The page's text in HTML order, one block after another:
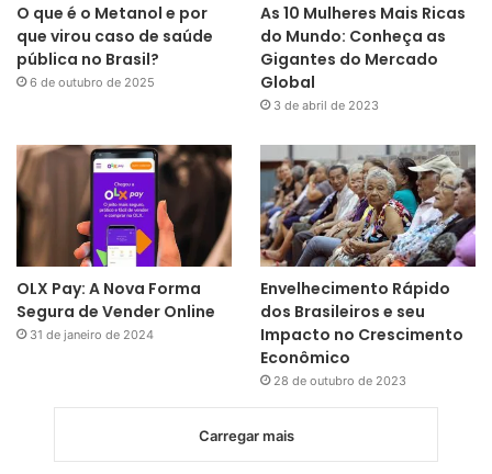
O que é o Metanol e por
que virou caso de saúde
pública no Brasil?
6 de outubro de 2025
As 10 Mulheres Mais Ricas
do Mundo: Conheça as
Gigantes do Mercado
Global
3 de abril de 2023
OLX Pay: A Nova Forma
Segura de Vender Online
31 de janeiro de 2024
Envelhecimento Rápido
dos Brasileiros e seu
Impacto no Crescimento
Econômico
28 de outubro de 2023
Carregar mais